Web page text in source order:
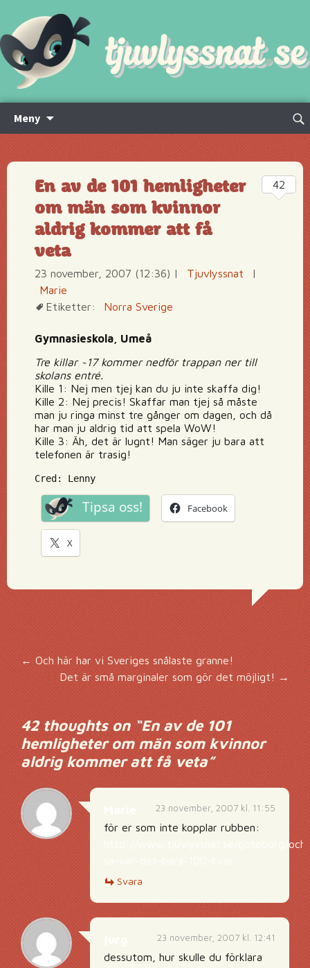
Meny
innehåll
Sök
En av de 101 hemligheter
om män som kvinnor
aldrig kommer att få
veta
23 november, 2007 (12:36) | Tjuvlyssnat
|
Marie
Etiketter:
Norra Sverige
Gymnasieskola, Umeå
Tre killar ~17 kommer nedför trappan ner till
skolans entré.
Kille 1: Nej men tjej kan du ju inte skaffa dig!
Kille 2: Nej precis! Skaffar man tjej så måste
man ju ringa minst tre gånger om dagen, och då
har man ju aldrig tid att spela WoW!
Kille 3: Äh, det är lugnt! Man säger ju bara att
telefonen är trasig!
Cred: Lenny
Tipsa oss! Facebook
X
42
Inläggsnavigering
←Och här har vi Sveriges snålaste granne!
Det är små marginaler som gör det möjligt!→
42 thoughts on “En av de 101
hemligheter om män som kvinnor
aldrig kommer att få veta”
23 november, 2007 kl. 11:55
för er som inte kopplar rubben:
http://www.tjuvlyssnat.se/goteborg/och-
Svara
23 november, 2007 kl. 12:41
dessutom, hur skulle du förklara